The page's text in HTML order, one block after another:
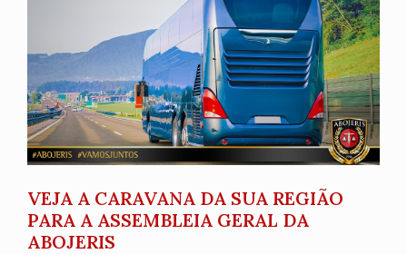
VEJA A CARAVANA DA SUA REGIÃO
PARA A ASSEMBLEIA GERAL DA
ABOJERIS